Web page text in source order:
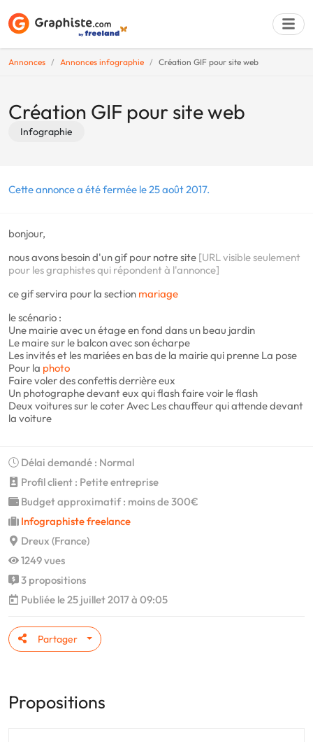
Annonces Annonces infographie Création GIF pour site web
Création GIF pour site web
Infographie
Cette annonce a été fermée le 25 août 2017.
bonjour,
nous avons besoin d'un gif pour notre site [URL visible seulement
pour les graphistes qui répondent à l'annonce]
ce gif servira pour la section mariage
le scénario :
Une mairie avec un étage en fond dans un beau jardin
Le maire sur le balcon avec son écharpe
Les invités et les mariées en bas de la mairie qui prenne La pose
Pour la photo
Faire voler des confettis derrière eux
Un photographe devant eux qui flash faire voir le flash
Deux voitures sur le coter Avec Les chauffeur qui attende devant
la voiture
Délai demandé : Normal
Profil client : Petite entreprise
Budget approximatif : moins de 300€
Infographiste freelance
Dreux (France)
1249 vues
3 propositions
Publiée le 25 juillet 2017 à 09:05
Partager
Propositions